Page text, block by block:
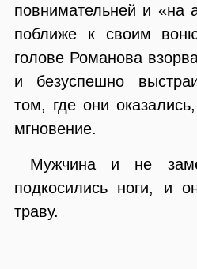
повнимательней и «на
поближе к своим
голове Романова
и безуспешно
том, где они
мгновение.
Мужчина и не
подкосились ноги, и
траву.